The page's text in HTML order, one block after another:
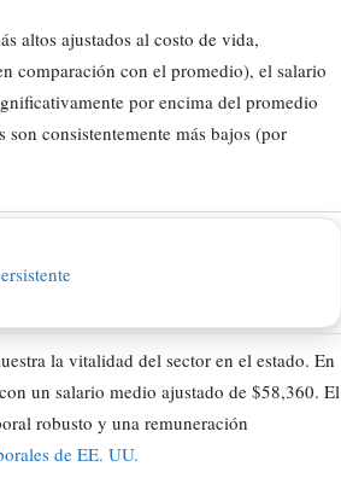
altos ajustados al costo de vida,
comparación con el promedio), el salario
por encima del promedio
son consistentemente más bajos (por
la vitalidad del sector en el estado. En
un salario medio ajustado de $58,360. El
robusto y una remuneración
de EE. UU.